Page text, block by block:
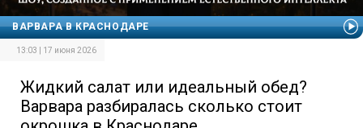
ВАРВАРА В КРАСНОДАРЕ
13:03 | 17 июня 2026
Жидкий салат или идеальный обед?
Варвара разбиралась сколько стоит